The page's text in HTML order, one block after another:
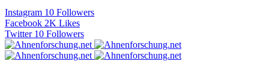
Instagram 10 Followers
Facebook 2K Likes
Twitter 10 Followers